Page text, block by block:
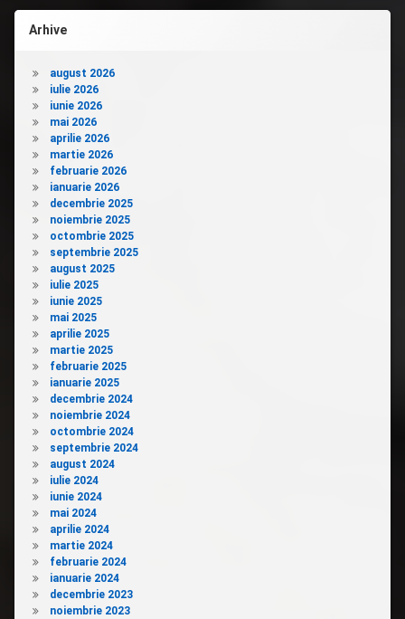
Arhive
august 2026
iulie 2026
iunie 2026
mai 2026
aprilie 2026
martie 2026
februarie 2026
ianuarie 2026
decembrie 2025
noiembrie 2025
octombrie 2025
septembrie 2025
august 2025
iulie 2025
iunie 2025
mai 2025
aprilie 2025
martie 2025
februarie 2025
ianuarie 2025
decembrie 2024
noiembrie 2024
octombrie 2024
septembrie 2024
august 2024
iulie 2024
iunie 2024
mai 2024
aprilie 2024
martie 2024
februarie 2024
ianuarie 2024
decembrie 2023
noiembrie 2023